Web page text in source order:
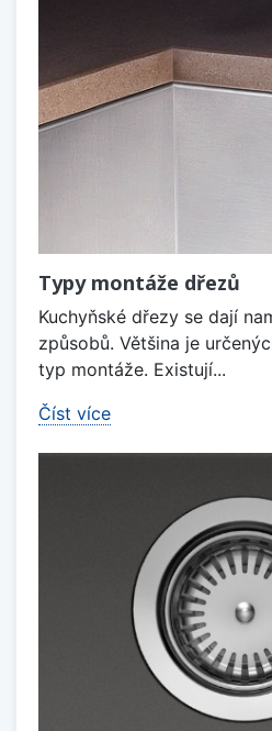
Typy montáže dřezů
Kuchyňské dřezy se dají
způsobů. Většina je
typ montáže. Existují...
Číst více